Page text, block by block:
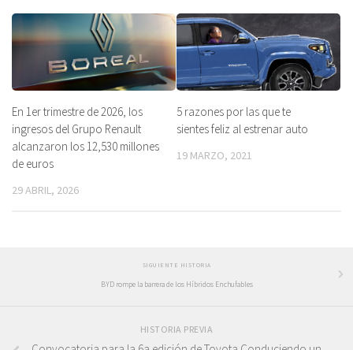
En 1er trimestre de 2026, los
ingresos del Grupo Renault
alcanzaron los 12,530 millones
de euros
29 ABRIL, 2026
5 razones por las que te
sientes feliz al estrenar auto
19 MARZO, 2021
SIGUIENTE HISTORIA
BYD rompe la barrera de los Híbridos Enchufables
HISTORIA PREVIA